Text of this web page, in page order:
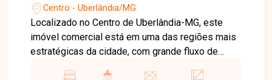
Uberlândia-MG
Centro - Uberlândia/MG
Localizado no Centro de Uberlândia-MG, este
imóvel comercial está em uma das regiões mais
estratégicas da cidade, com grande fluxo de